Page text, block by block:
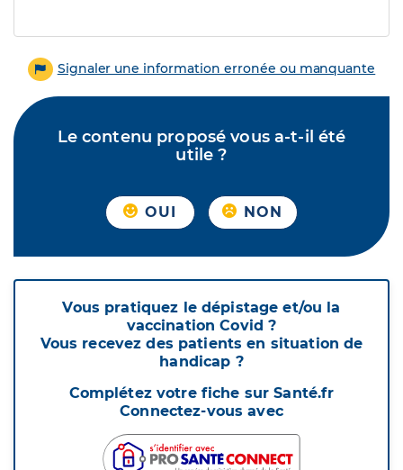
Signaler une information erronée ou manquante
Le contenu proposé vous a-t-il été
utile ?
OUI NON
Vous pratiquez le dépistage et/ou la
vaccination Covid ?
Vous recevez des patients en situation de
handicap ?
Complétez votre fiche sur Santé.fr
Connectez-vous avec